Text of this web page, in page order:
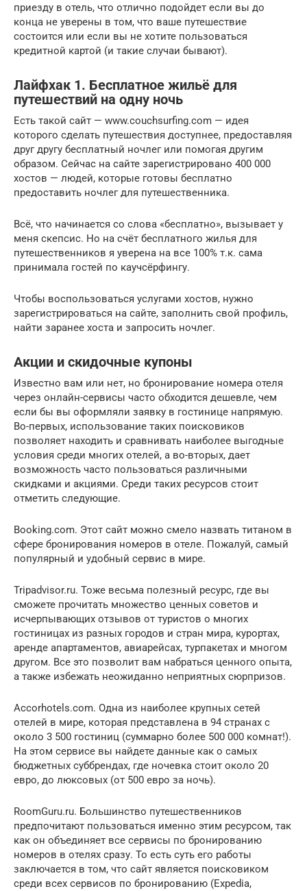
приезду в отель, что отлично подойдет если вы до
конца не уверены в том, что ваше путешествие
состоится или если вы не хотите пользоваться
кредитной картой (и такие случаи бывают).
Лайфхак 1. Бесплатное жильё для
путешествий на одну ночь
Есть такой сайт — www.couchsurfing.com — идея
которого сделать путешествия доступнее, предоставляя
друг другу бесплатный ночлег или помогая другим
образом. Сейчас на сайте зарегистрировано 400 000
хостов — людей, которые готовы бесплатно
предоставить ночлег для путешественника.
Всё, что начинается со слова «бесплатно», вызывает у
меня скепсис. Но на счёт бесплатного жилья для
путешественников я уверена на все 100% т.к. сама
принимала гостей по каучсёрфингу.
Чтобы воспользоваться услугами хостов, нужно
зарегистрироваться на сайте, заполнить свой профиль,
найти заранее хоста и запросить ночлег.
Акции и скидочные купоны
Известно вам или нет, но бронирование номера отеля
через онлайн-сервисы часто обходится дешевле, чем
если бы вы оформляли заявку в гостинице напрямую.
Во-первых, использование таких поисковиков
позволяет находить и сравнивать наиболее выгодные
условия среди многих отелей, а во-вторых, дает
возможность часто пользоваться различными
скидками и акциями. Среди таких ресурсов стоит
отметить следующие.
Booking.com. Этот сайт можно смело назвать титаном в
сфере бронирования номеров в отеле. Пожалуй, самый
популярный и удобный сервис в мире.
Tripadvisor.ru. Тоже весьма полезный ресурс, где вы
сможете прочитать множество ценных советов и
исчерпывающих отзывов от туристов о многих
гостиницах из разных городов и стран мира, курортах,
аренде апартаментов, авиарейсах, турпакетах и многом
другом. Все это позволит вам набраться ценного опыта,
а также избежать неожиданно неприятных сюрпризов.
Accorhotels.com. Одна из наиболее крупных сетей
отелей в мире, которая представлена в 94 странах с
около 3 500 гостиниц (суммарно более 500 000 комнат!).
На этом сервисе вы найдете данные как о самых
бюджетных суббрендах, где ночевка стоит около 20
евро, до люксовых (от 500 евро за ночь).
RoomGuru.ru. Большинство путешественников
предпочитают пользоваться именно этим ресурсом, так
как он объединяет все сервисы по бронированию
номеров в отелях сразу. То есть суть его работы
заключается в том, что сайт является поисковиком
среди всех сервисов по бронированию (Expedia,